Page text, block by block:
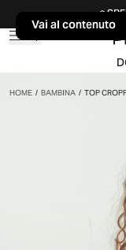
Vai al contenuto
HOME/BAMBINA/TOP
Vai al contenuto